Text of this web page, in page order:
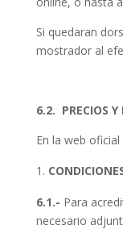
Si quedaran
mostrador al
6.2. PRECIOS Y
En la web oficial
6.1.- Para
necesario